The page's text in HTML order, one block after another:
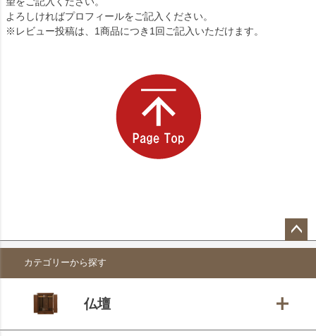
よろしければプロフィールをご記入ください。
※レビュー投稿は、1商品につき1回ご記入いただけます。
ペー
ップ
カテゴリーから探す
仏壇